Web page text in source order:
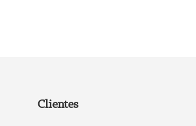
Clientes